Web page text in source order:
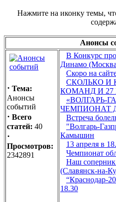
Нажмите на иконку темы,
Анонсы
· Тема:
Анонсы
событий
· Всего
статей: 40
·
Просмотров:
2342891
В Конкурс
Динамо
Скоро на
СКОЛЬКО И
КОМАНД И 27
«ВОЛГАРЬ-
ЧЕМПИОНАТ
Встреча
"Волгарь-
Камышин
13 апреля в
Чемпионат
Наш
(Славянск-на-
“Краснодар-
18.30